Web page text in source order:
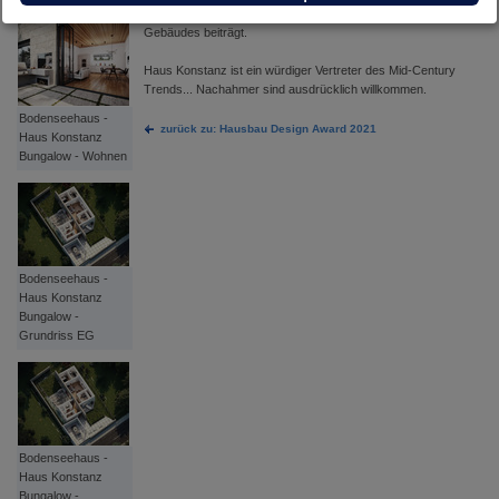
Bodenseehaus -
Haus Konstanz
Bungalow - Wohnen
Bodenseehaus -
Haus Konstanz
Bungalow -
Grundriss EG
Bodenseehaus -
Haus Konstanz
Bungalow -
Gebäudes beiträgt.
Haus Konstanz ist ein würdiger Vertreter des Mid-Century
Trends... Nachahmer sind ausdrücklich willkommen.
zurück zu: Hausbau Design Award 2021